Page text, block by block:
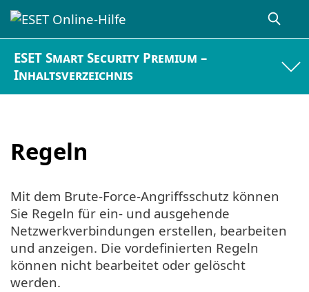
ESET Smart Security Premium –
Inhaltsverzeichnis
Regeln
Mit dem Brute-Force-Angriffsschutz können
Sie Regeln für ein- und ausgehende
Netzwerkverbindungen erstellen, bearbeiten
und anzeigen. Die vordefinierten Regeln
können nicht bearbeitet oder gelöscht
werden.